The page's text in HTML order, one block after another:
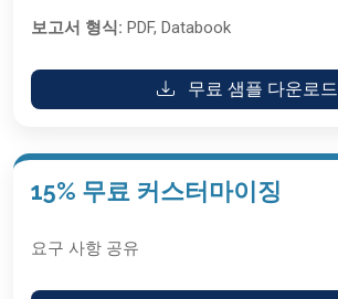
보고서 형식: PDF, Databook
무료 샘플 다운로드
15% 무료 커스터마이징
요구 사항 공유